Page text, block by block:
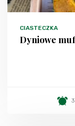
CIASTECZKA
Dyniowe